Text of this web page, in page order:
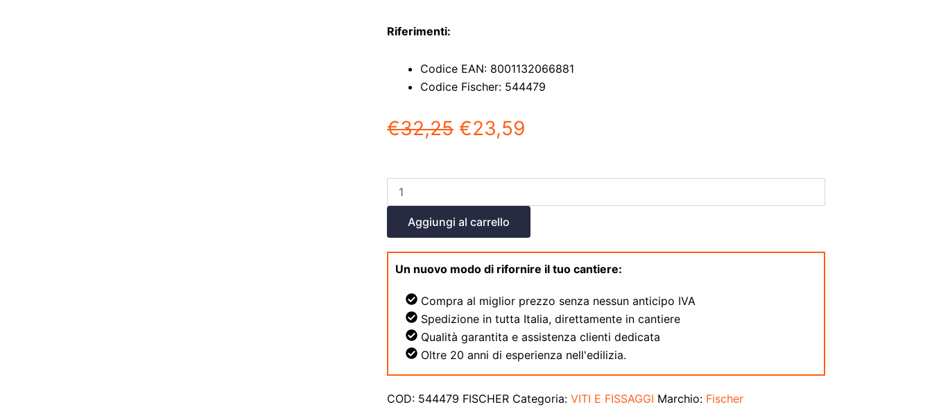
Riferimenti:
Codice EAN: 8001132066881
Codice Fischer: 544479
€32,25 €23,59
Aggiungi al carrello
Un nuovo modo di rifornire il tuo cantiere:
Compra al miglior prezzo senza nessun anticipo IVA
Spedizione in tutta Italia, direttamente in cantiere
Qualità garantita e assistenza clienti dedicata
Oltre 20 anni di esperienza nell'edilizia.
COD: 544479 FISCHER Categoria:VITI E FISSAGGI Marchio: Fischer